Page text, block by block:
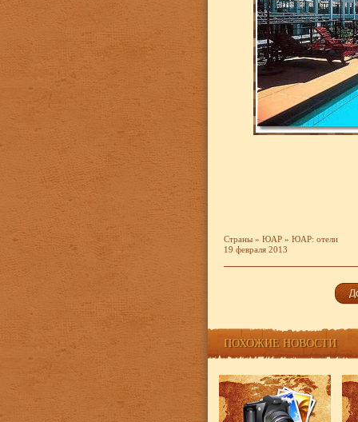
Страны » ЮАР » ЮАР: отели
19 февраля 2013
ПОХОЖИЕ НОВОСТИ